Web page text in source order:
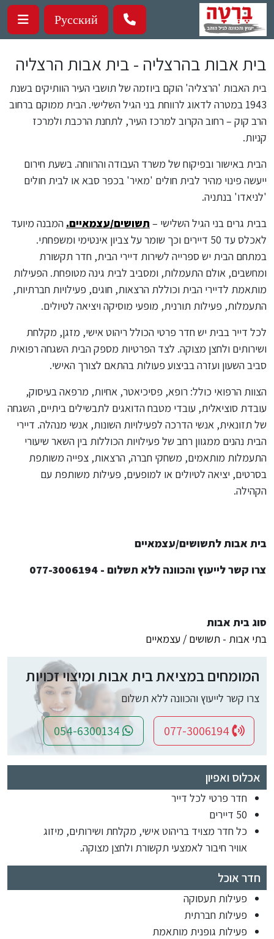
דילוג לתוכן העיקרי
Русский
בית אבות בהרצליה - בית אבות הרצליה
בית האבות 'הרצליה' הוקם ביוזמה של תושבי העיר הוותיקים בשנת
1943 במטרה לדאוג לרווחת בני הגיל השלישי. הבית ממוקם ברחוב
הרב קוק – רחוב הקרוב למרכז העיר, לתחנת הרכבת ולמרכז
קניות.
הבית באישור ובפיקוח של משרד העבודה והרווחה. בשעת חירום
ייעשה פינוי מהיר לבית חולים 'מאיר' בכפר סבא או לבית חולים
'לניאדו' בנתניה.
בבית גרים בני הגיל השלישי – תשושים/עצמאיים. המבנה מיועד
לאכלס עד 50 דיירים וכך שומר על צביון אינטימי ומשפחתי.
במתחם הבית יש ספרייה לשירות דיירי הבית, חדר תקשורת
ומחשבים, אולם התעמלות, ומסביב לבית גינה מטופחת. הפעילות
מותאמת לדיירי הבית וכוללת הרצאות, חוגים, פעילויות חברתיות,
התעמלות, פעילות תורנית, מופעי מוסיקה ויציאה לטיולים.
לכל דייר בבית יש חדר פרטי הכולל ריהוט אישי, מזגן, מקלחת
ושירותים ולחצן מצוקה. לצד הפרטיות מספק הבית השגחה רפואית
סביב השעון ועזרה בביצוע פעולות בהתאם לצורך האישי.
הצוות הרפואי כולל: רופא, פסיכיאטר, אחיות, מרפאה בעיסוק,
עובדת סוציאלית, עובדי מטבח הדואגים לתבשילים ביתיים, השגחה
של תזונאית, אנשי הדרכה לפעילויות השונות, אנשי מנהלה. דיירי
הבית נהנים ממגוון רחב של פעילויות הכוללות בין השאר שיעורי
התעמלות מותאמים, משחקי חברה, הרצאות, צפייה משותפת
בסרטים, יציאה לטיולים או למופעים, פעילות משותפת עם
הקהילה.
בית אבות לתשושים/עצמאיים
צרו קשר לייעוץ והכוונה ללא תשלום - 077-3006194
סוג בית אבות
בתי אבות - תשושים / עצמאיים
המומחים במציאת בית אבות ומיצוי זכויות
צרו קשר לייעוץ והכוונה ללא תשלום
אכלוס ואפיון
חדר פרטי לכל דייר
50 דיירים
כל חדר מצויד בריהוט אישי, מקלחת ושירותים, מיזוג
אוויר חיבור לאמצעי תקשורת ולחצן מצוקה.
חדר אוכל
פעילות תעסוקה
פעילות חברתית
פעילות גופנית מותאמת